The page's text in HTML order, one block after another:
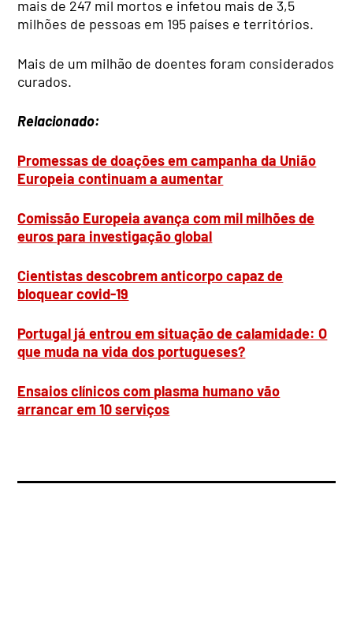
mais de 247 mil mortos e infetou mais de 3,5
milhões de pessoas em 195 países e territórios.
Mais de um milhão de doentes foram considerados
curados.
Relacionado:
Promessas de doações em campanha da União
Europeia continuam a aumentar
Comissão Europeia avança com mil milhões de
euros para investigação global
Cientistas descobrem anticorpo capaz de
bloquear covid-19
Portugal já entrou em situação de calamidade: O
que muda na vida dos portugueses?
Ensaios clínicos com plasma humano vão
arrancar em 10 serviços